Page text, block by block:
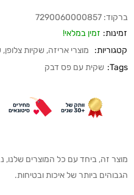
ברקוד: 7290060000857
זמינות: זמין במלאי!
קטגוריות:
מוצרי אריזה, שקיות צלופן,
Tags: שקית עם פס דבק
מוצר זה, ביחד עם כל המוצרים
הגבוהים ביותר של איכות ובטיחות.